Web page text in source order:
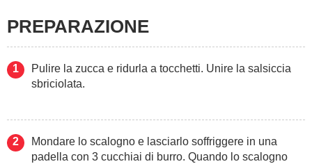
PREPARAZIONE
Pulire la zucca e ridurla a tocchetti. Unire la salsiccia
sbriciolata.
Mondare lo scalogno e lasciarlo soffriggere in una
padella con 3 cucchiai di burro. Quando lo scalogno